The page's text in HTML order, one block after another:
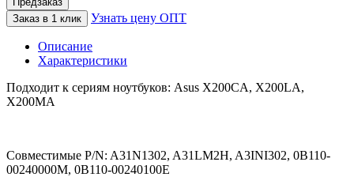
Заказ в 1 клик
Узнать цену ОПТ
Описание
Характеристики
Подходит к сериям ноутбуков: Asus X200CA, X200LA,
X200MA
Совместимые P/N: A31N1302, A31LM2H, A3INI302, 0B110-
00240000M, 0B110-00240100E